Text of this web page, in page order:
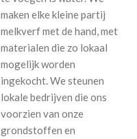
maken elke kleine partij
melkverf met de hand, met
materialen die zo lokaal
mogelijk worden
ingekocht. We steunen
lokale bedrijven die ons
voorzien van onze
grondstoffen en